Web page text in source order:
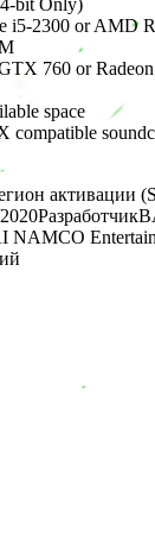
bit Only)
i5-2300 or AMD
760 or
space
compatible
активации
Разработчик
NAMCO